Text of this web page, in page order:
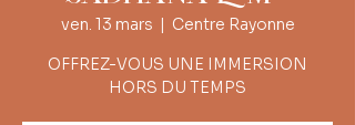
ven. 13 mars
  |
Centre Rayonne
OFFREZ-VOUS UNE IMMERSION
HORS DU TEMPS